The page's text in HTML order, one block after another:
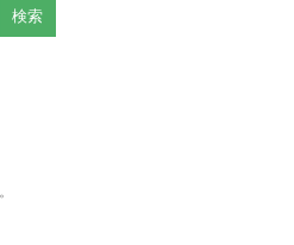
検索